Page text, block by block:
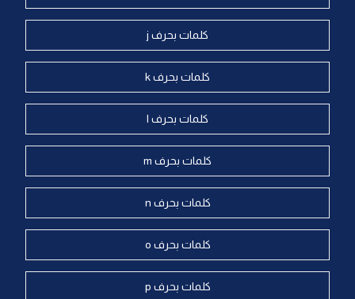
كلمات بحرف j
كلمات بحرف k
كلمات بحرف l
كلمات بحرف m
كلمات بحرف n
كلمات بحرف o
كلمات بحرف p